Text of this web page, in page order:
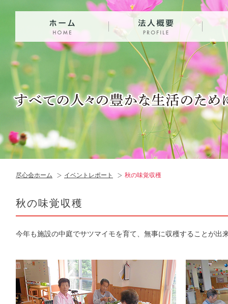
尽心会ホーム イベントレポート 秋の味覚収穫
秋の味覚収穫
今年も施設の中庭でサツマイモを育て、無事に収穫することが出